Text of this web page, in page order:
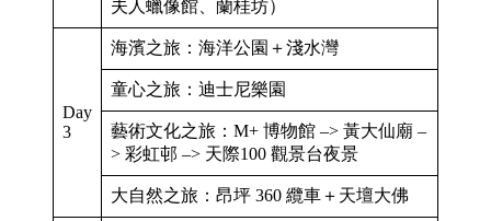
夫人蠟像館、蘭桂坊）
Day
3
海濱之旅：海洋公園＋淺水灣
童心之旅：迪士尼樂園
藝術文化之旅：M+ 博物館 –> 黃大仙廟 –
> 彩虹邨 –> 天際100 觀景台夜景
大自然之旅：昂坪 360 纜車＋天壇大佛